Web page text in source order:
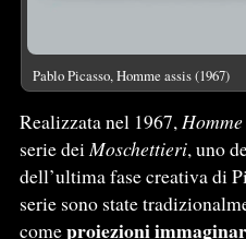
Pablo Picasso, Homme assis (1967)
Realizzata nel 1967,
serie deiMoschettieri, uno
dell’ultima fase creativa di
serie sono state
comeproiezioni